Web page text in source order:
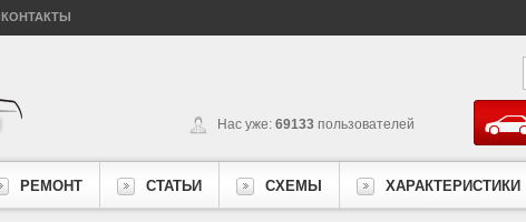
КОНТАКТЫ
Нас уже: 69133 пользователей
РЕМОНТ СТАТЬИ СХЕМЫ ХАРАКТЕРИСТИКИ